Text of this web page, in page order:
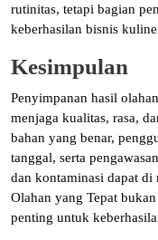
rutinitas, tetapi bagian
keberhasilan bisnis
Kesimpulan
Penyimpanan hasil
menjaga kualitas, rasa,
bahan yang benar,
tanggal, serta
dan kontaminasi dapat di
Olahan yang Tepat
penting untuk